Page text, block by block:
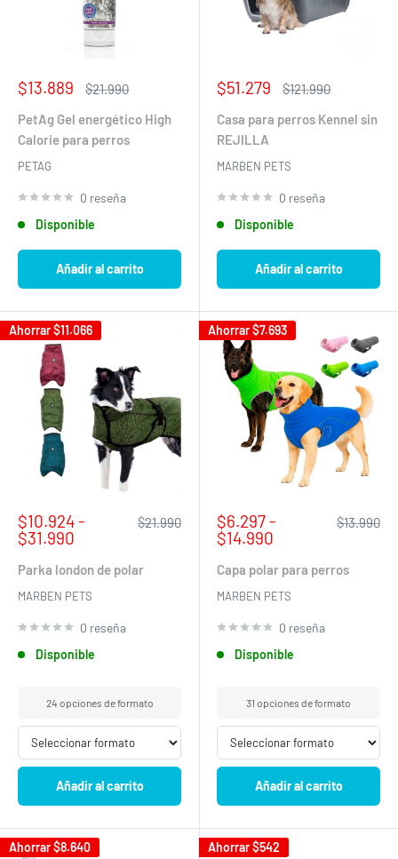
Precio
venta
$13.889
Precio
$21.990
PetAg Gel energético High
Calorie para perros
PETAG
0 reseña
Disponible
Añadir al carrito
Precio
venta
$51.279
Precio
$121.990
Casa para perros Kennel sin
REJILLA
MARBEN PETS
0 reseña
Disponible
Añadir al carrito
Ahorrar$11.066
Precio
de
$10.924 -
$31.990
Precio
$21.990
Parka london de polar
MARBEN PETS
0 reseña
Disponible
24 opciones de formato
Añadir al carrito
Ahorrar$7.693
Precio
de
$6.297 -
$14.990
Precio
$13.990
Capa polar para perros
MARBEN PETS
0 reseña
Disponible
31 opciones de formato
Añadir al carrito
Ahorrar$8.640 Ahorrar$542